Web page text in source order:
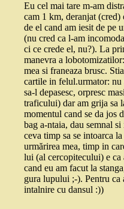
Eu cel mai tare m-am
cam 1 km, deranjat
de el cand am iesit de pe
(nu cred ca l-am
ci ce crede el, nu?). La
manevra a
mea si franeaza brusc.
cartile in felul.urmator: nu
sa-l depasesc, orpresc
traficului) dar am grija sa
momentul cand se da jos
bag a-ntaia, dau semnal
ceva timp sa se intoarca
urmărirea mea, timp in
lui (al cercopitecului) e ca
cand eu am facut la
gura lupului ;-). Pentru
intalnire cu dansul :))